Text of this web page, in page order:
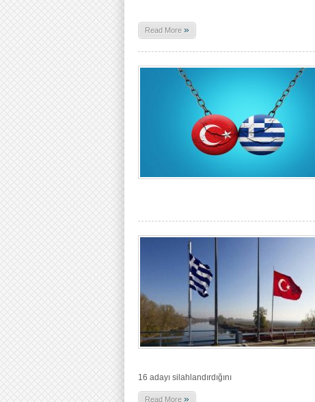
Read More »
16 adayı silahlandırdığını
Read More »